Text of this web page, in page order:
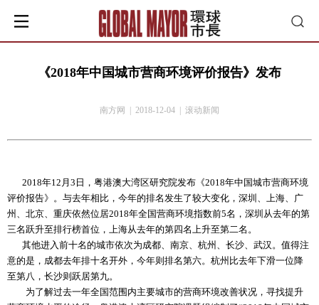
《2018年中国城市营商环境评价报告》发布
南方网 | 2018-12-04 | 滚动新闻
2018年12月3日，粤港澳大湾区研究院发布《2018年中国城市营商环境
评价报告》。与去年相比，今年的排名发生了较大变化，深圳、上海、广
州、北京、重庆依然位居2018年全国营商环境指数前5名，深圳从去年的第
三名跃升至排行榜首位，上海从去年的第四名上升至第二名。
其他进入前十名的城市依次为成都、南京、杭州、长沙、武汉。值得注
意的是，成都去年排十名开外，今年则排名第六。杭州比去年下滑一位降
至第八，长沙则跃居第九。
为了解过去一年全国范围内主要城市的营商环境改善状况，寻找提升